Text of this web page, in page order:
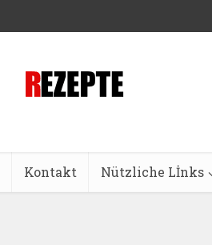
Kontakt Nützliche Lİnks